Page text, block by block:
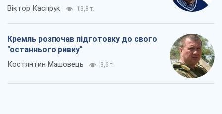
Віктор Каспрук 13,8 т.
Кремль розпочав підготовку до свого
"останнього ривку"
Костянтин Машовець 3,6 т.